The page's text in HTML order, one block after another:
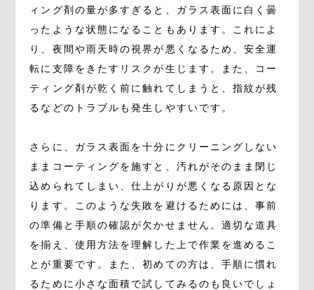
ィング剤の量が多すぎると、ガラス表面に白く曇
ったような状態になることもあります。これによ
り、夜間や雨天時の視界が悪くなるため、安全運
転に支障をきたすリスクが生じます。また、コー
ティング剤が乾く前に触れてしまうと、指紋が残
るなどのトラブルも発生しやすいです。
さらに、ガラス表面を十分にクリーニングしない
ままコーティングを施すと、汚れがそのまま閉じ
込められてしまい、仕上がりが悪くなる原因とな
ります。このような失敗を避けるためには、事前
の準備と手順の確認が欠かせません。適切な道具
を揃え、使用方法を理解した上で作業を進めるこ
とが重要です。また、初めての方は、手順に慣れ
るために小さな面積で試してみるのも良いでしょ